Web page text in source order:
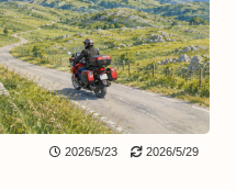
2026/5/23 2026/5/29